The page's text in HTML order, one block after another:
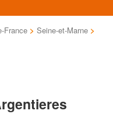
France > Seine-et-Marne >